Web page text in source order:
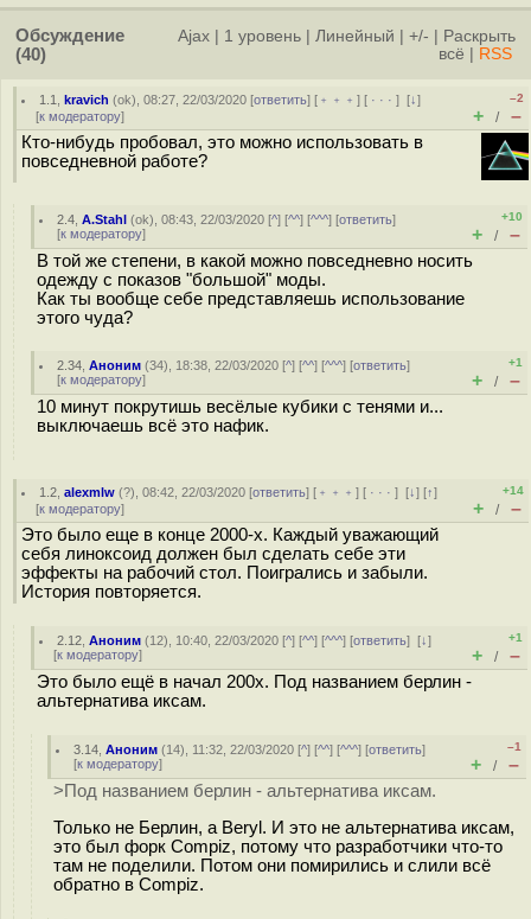
Обсуждение
(40)
Ajax 1 уровень Линейный +/-
Раскрыть
всё
RSS
1.1 ,kravich (ok), 08:27, 22/03/2020 [ответить] [ ﹢﹢﹢] [ · · ·][↓]
[к модератору]
–2
+ / –
Кто-нибудь пробовал, это можно использовать в
повседневной работе?
2.4 ,A.Stahl (ok), 08:43, 22/03/2020 [^] [^^] [^^^] [ответить]
[к модератору]
+10
+ / –
В той же степени, в какой можно повседневно носить
одежду с показов "большой" моды.
Как ты вообще себе представляешь использование
этого чуда?
2.34 ,Аноним (34), 18:38, 22/03/2020 [^] [^^] [^^^] [ответить]
[к модератору]
+1
+ / –
10 минут покрутишь весёлые кубики с тенями и...
выключаешь всё это нафик.
1.2 ,alexmlw (?), 08:42, 22/03/2020 [ответить] [ ﹢﹢﹢] [ · · ·][↓] [↑]
[к модератору]
+14
+ / –
Это было еще в конце 2000-х. Каждый уважающий
себя линоксоид должен был сделать себе эти
эффекты на рабочий стол. Поигрались и забыли.
История повторяется.
2.12 ,Аноним (12), 10:40, 22/03/2020 [^] [^^] [^^^] [ответить][↓]
[к модератору]
+1
+ / –
Это было ещё в начал 200х. Под названием берлин -
альтернатива иксам.
3.14 ,Аноним (14), 11:32, 22/03/2020 [^] [^^] [^^^] [ответить]
[к модератору]
–1
+ / –
>Под названием берлин - альтернатива иксам.
Только не Берлин, а Beryl. И это не альтернатива иксам,
это был форк Compiz, потому что разработчики что-то
там не поделили. Потом они помирились и слили всё
обратно в Compiz.